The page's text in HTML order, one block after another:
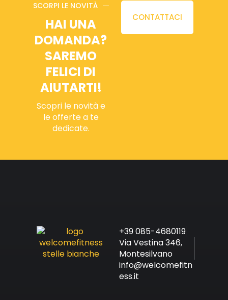
SCORPI LE NOVITÀ
HAI UNA
DOMANDA?
SAREMO
FELICI DI
AIUTARTI!
Scopri le novità e
le offerte a te
dedicate.
CONTATTACI
+39 085-4680119
Via Vestina 346,
Montesilvano
info@welcomefitn
ess.it